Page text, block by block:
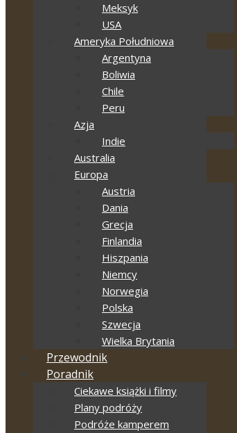
Meksyk
USA
Ameryka Południowa
Argentyna
Boliwia
Chile
Peru
Azja
Indie
Australia
Europa
Austria
Dania
Grecja
Finlandia
Hiszpania
Niemcy
Norwegia
Polska
Szwecja
Wielka Brytania
Przewodnik
Poradnik
Ciekawe książki i filmy
Plany podróży
Podróże kamperem